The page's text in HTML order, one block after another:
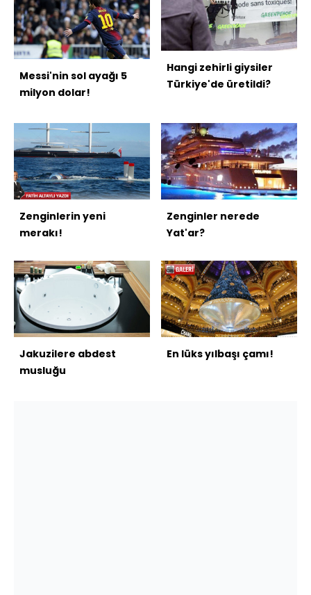
Messi'nin sol ayağı 5
milyon dolar!
Hangi zehirli giysiler
Türkiye'de üretildi?
Zenginlerin yeni
merakı!
Zenginler nerede
Yat'ar?
Jakuzilere abdest
musluğu
En lüks yılbaşı çamı!